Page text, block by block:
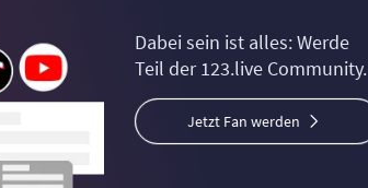
Dabei sein ist alles: Werde
Teil der 123.live Community.
Jetzt Fan werden